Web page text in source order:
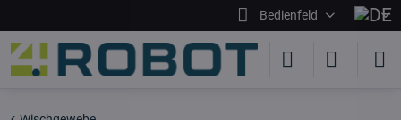
Bedienfeld